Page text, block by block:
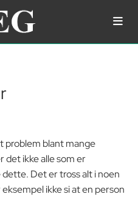
problem blant mange
det ikke alle som er
Det er tross alt i noen
ikke si at en person